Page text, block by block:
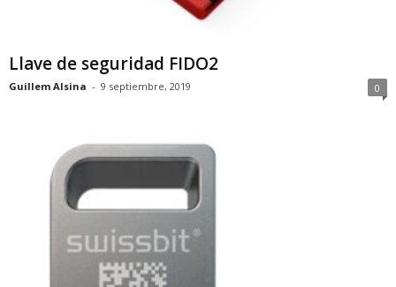
Llave de seguridad FIDO2
Guillem Alsina - 9 septiembre, 2019 0